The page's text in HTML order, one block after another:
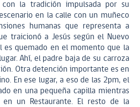
con la tradición impulsada por su
en la calle con un muñeco
humanas que representa a
traicionó a Jesús según el Nuevo
es quemado en el momento que la
Ahí, el padre baja de su carroza
Otra detención importante es en
En ese lugar, a eso de las 2pm, el
en una pequeña capilla mientras
en un Restaurante. El resto de la